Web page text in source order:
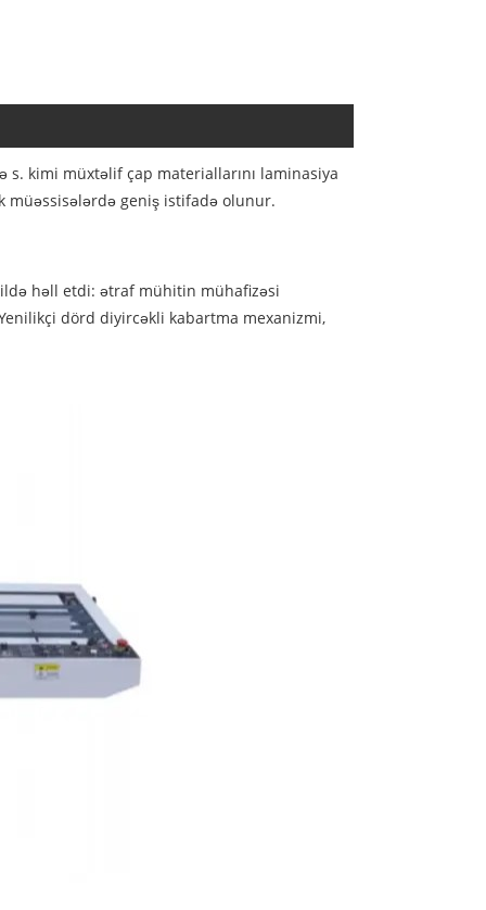
s. kimi müxtəlif çap materiallarını laminasiya
müəssisələrdə geniş istifadə olunur.
həll etdi: ətraf mühitin mühafizəsi
dörd diyircəkli kabartma mexanizmi,